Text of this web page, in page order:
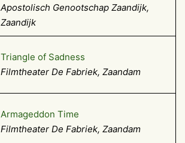
Apostolisch Genootschap Zaandijk,
Zaandijk
Triangle of Sadness
Filmtheater De Fabriek, Zaandam
Armageddon Time
Filmtheater De Fabriek, Zaandam